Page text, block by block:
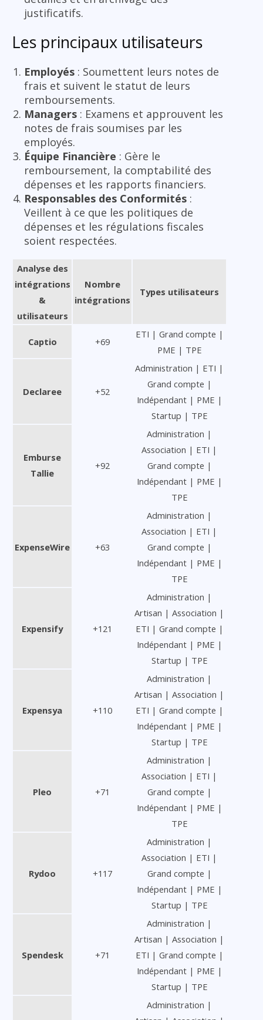
justificatifs.
Les principaux utilisateurs
Employés : Soumettent leurs notes de
frais et suivent le statut de leurs
remboursements.
Managers : Examens et approuvent les
notes de frais soumises par les
employés.
Équipe Financière : Gère le
remboursement, la comptabilité des
dépenses et les rapports financiers.
Responsables des Conformités :
Veillent à ce que les politiques de
dépenses et les régulations fiscales
soient respectées.
Analyse des
intégrations
&
utilisateurs
Nombre
intégrations
Types utilisateurs
Captio +69
ETI | Grand compte |
PME | TPE
Declaree +52
Administration | ETI |
Grand compte |
Indépendant | PME |
Startup | TPE
Emburse
Tallie
+92
Administration |
Association | ETI |
Grand compte |
Indépendant | PME |
TPE
ExpenseWire +63
Administration |
Association | ETI |
Grand compte |
Indépendant | PME |
TPE
Expensify +121
Administration |
Artisan | Association |
ETI | Grand compte |
Indépendant | PME |
Startup | TPE
Expensya +110
Administration |
Artisan | Association |
ETI | Grand compte |
Indépendant | PME |
Startup | TPE
Pleo +71
Administration |
Association | ETI |
Grand compte |
Indépendant | PME |
TPE
Rydoo +117
Administration |
Association | ETI |
Grand compte |
Indépendant | PME |
Startup | TPE
Spendesk +71
Administration |
Artisan | Association |
ETI | Grand compte |
Indépendant | PME |
Startup | TPE
Administration |